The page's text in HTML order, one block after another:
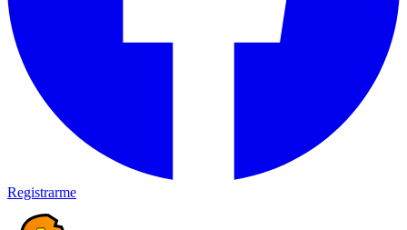
Registrarme